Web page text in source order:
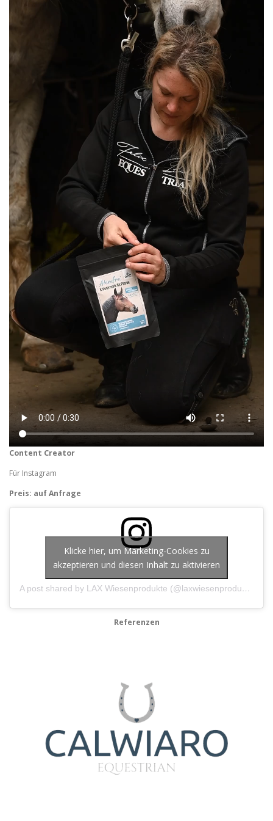
Content Creator
Für Instagram
Preis: auf Anfrage
A post shared by LAX Wiesenprodukte (@laxwiesenprodukte)
Klicke hier, um Marketing-Cookies zu
akzeptieren und diesen Inhalt zu aktivieren
Referenzen